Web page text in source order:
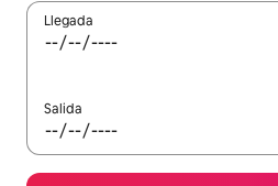
Llegada
Salida